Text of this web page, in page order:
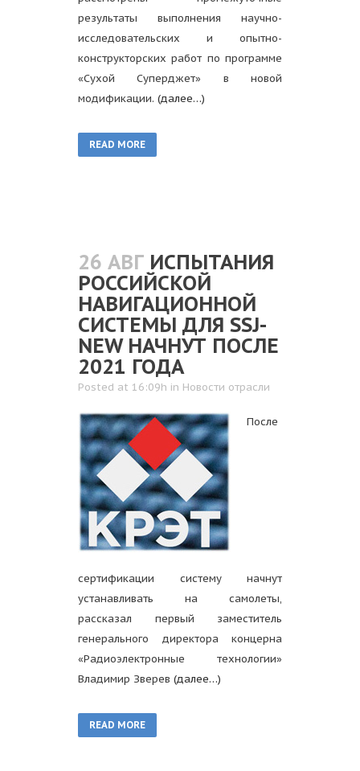
результаты выполнения научно-
исследовательских и опытно-
конструкторских работ по программе
«Сухой Суперджет» в новой
модификации. (далее…)
READ MORE
26 АВГ ИСПЫТАНИЯ
РОССИЙСКОЙ
НАВИГАЦИОННОЙ
СИСТЕМЫ ДЛЯ SSJ-
NEW НАЧНУТ ПОСЛЕ
2021 ГОДА
Posted at 16:09h in Новости отрасли
После
сертификации систему начнут
устанавливать на самолеты,
рассказал первый заместитель
генерального директора концерна
«Радиоэлектронные технологии»
Владимир Зверев (далее…)
READ MORE